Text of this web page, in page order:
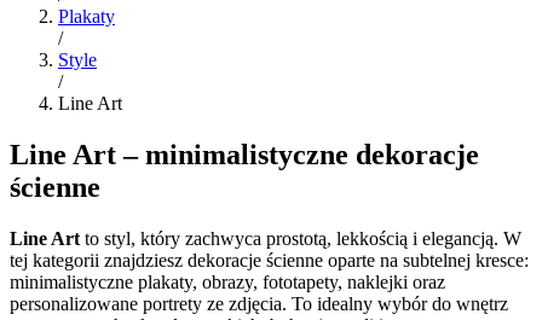
Plakaty
/
Style
/
Line Art
Line Art – minimalistyczne dekoracje
ścienne
Line Art to styl, który zachwyca prostotą, lekkością i elegancją. W
tej kategorii znajdziesz dekoracje ścienne oparte na subtelnej kresce:
minimalistyczne plakaty, obrazy, fototapety, naklejki oraz
personalizowane portrety ze zdjęcia. To idealny wybór do wnętrz